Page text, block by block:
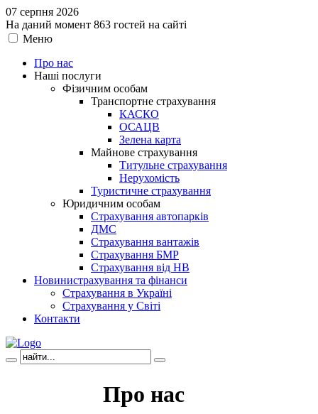
07 серпня 2026
На даний момент 863 гостей на сайті
Меню
Про нас
Наші послуги
Фізичним особам
Транспортне страхування
КАСКО
ОСАЦВ
Зелена карта
Майнове страхування
Титульне страхування
Нерухомість
Туристичне страхування
Юридичним особам
Страхування автопарків
ДМС
Страхування вантажів
Страхування БМР
Страхування від НВ
Новинистрахування та фінанси
Страхування в Україні
Страхування у Світі
Контакти
Про нас